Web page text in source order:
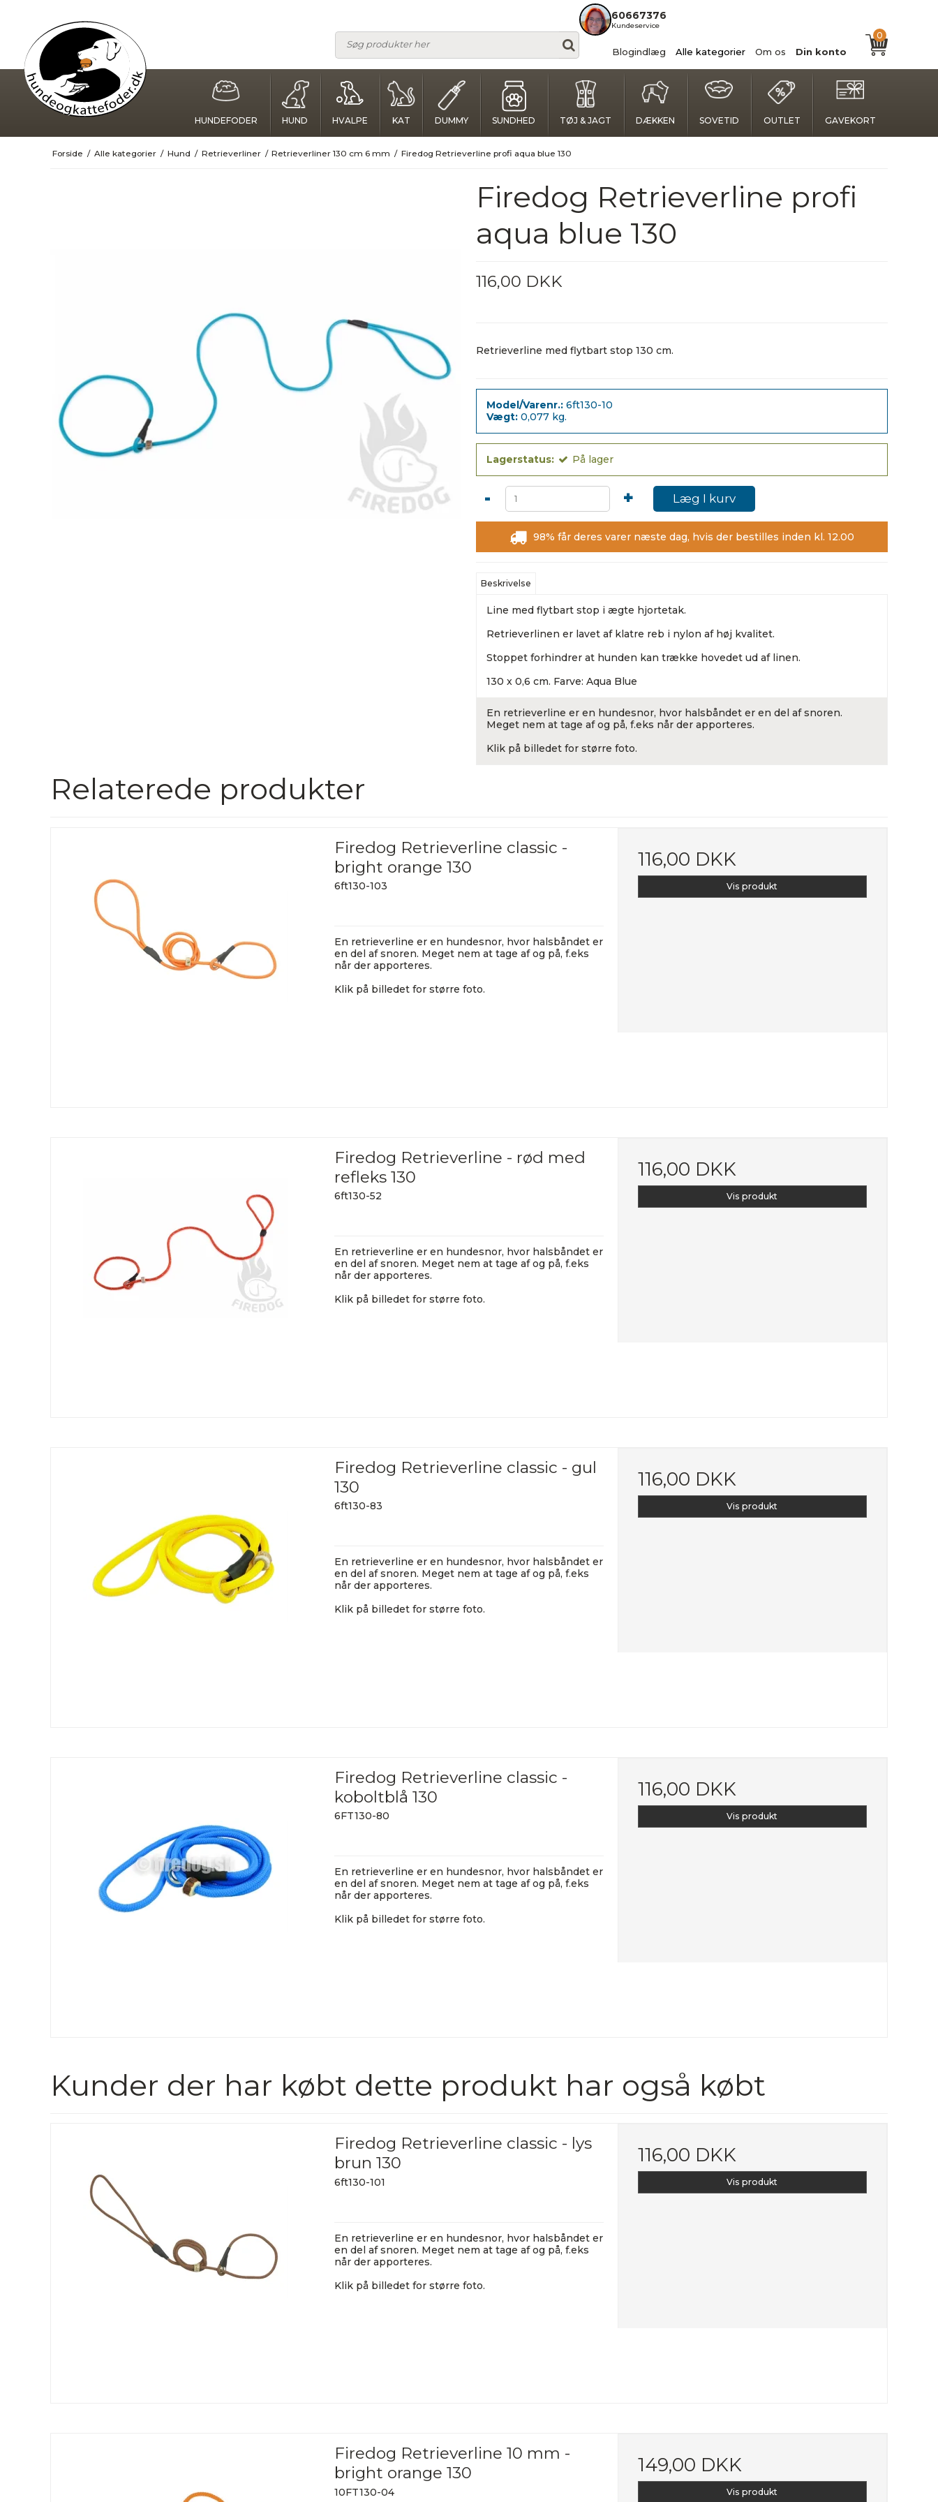
60667376
Kundeservice
Blogindlæg Alle kategorier Om os Din konto
0
HUNDEFODER HUND HVALPE KAT DUMMY SUNDHED TØJ & JAGT DÆKKEN SOVETID OUTLET GAVEKORT
Forside / Alle kategorier / Hund / Retrieverliner / Retrieverliner 130 cm 6 mm / Firedog Retrieverline profi aqua blue 130
Firedog Retrieverline profi
aqua blue 130
116,00 DKK
Retrieverline med flytbart stop 130 cm.
Model/Varenr.: 6ft130-10
Vægt: 0,077 kg.
Lagerstatus: På lager
- + Læg I kurv
98% får deres varer næste dag, hvis der bestilles inden kl. 12.00
Beskrivelse
Line med flytbart stop i ægte hjortetak.
Retrieverlinen er lavet af klatre reb i nylon af høj kvalitet.
Stoppet forhindrer at hunden kan trække hovedet ud af linen.
130 x 0,6 cm. Farve: Aqua Blue
En retrieverline er en hundesnor, hvor halsbåndet er en del af snoren.
Meget nem at tage af og på, f.eks når der apporteres.
Klik på billedet for større foto.
Relaterede produkter
Firedog Retrieverline classic -
bright orange 130
6ft130-103
En retrieverline er en hundesnor, hvor halsbåndet er
en del af snoren. Meget nem at tage af og på, f.eks
når der apporteres.
Klik på billedet for større foto.
116,00 DKK
Vis produkt
Firedog Retrieverline - rød med
refleks 130
6ft130-52
En retrieverline er en hundesnor, hvor halsbåndet er
en del af snoren. Meget nem at tage af og på, f.eks
når der apporteres.
Klik på billedet for større foto.
116,00 DKK
Vis produkt
Firedog Retrieverline classic - gul
130
6ft130-83
En retrieverline er en hundesnor, hvor halsbåndet er
en del af snoren. Meget nem at tage af og på, f.eks
når der apporteres.
Klik på billedet for større foto.
116,00 DKK
Vis produkt
Firedog Retrieverline classic -
koboltblå 130
6FT130-80
En retrieverline er en hundesnor, hvor halsbåndet er
en del af snoren. Meget nem at tage af og på, f.eks
når der apporteres.
Klik på billedet for større foto.
116,00 DKK
Vis produkt
Kunder der har købt dette produkt har også købt
Firedog Retrieverline classic - lys
brun 130
6ft130-101
En retrieverline er en hundesnor, hvor halsbåndet er
en del af snoren. Meget nem at tage af og på, f.eks
når der apporteres.
Klik på billedet for større foto.
116,00 DKK
Vis produkt
Firedog Retrieverline 10 mm -
bright orange 130
10FT130-04
149,00 DKK
Vis produkt